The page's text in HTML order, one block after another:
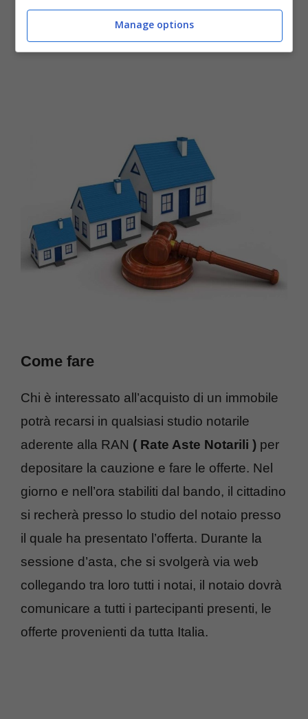
Come fare
Chi è interessato all’acquisto di un immobile
potrà recarsi in qualsiasi studio notarile
aderente alla RAN ( Rate Aste Notarili ) per
depositare la cauzione e fare le offerte. Nel
giorno e nell’ora stabiliti dal bando, il cittadino
si recherà presso lo studio del notaio presso
il quale ha presentato l’offerta. Durante la
sessione d’asta, che si svolgerà via web
collegando tra loro tutti i notai, il notaio dovrà
comunicare a tutti i partecipanti presenti, le
offerte provenienti da tutta Italia.
Manage options